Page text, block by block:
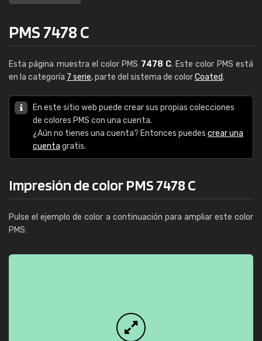
PMS 7478 C
Esta página muestra el color PMS 7478 C. Este color PMS está
en la categoría 7 serie, parte del sistema de colorCoated.
En este sitio web puede crear sus propias colecciones
de colores PMS con una cuenta.
¿Aún no tienes una cuenta? Entonces puedes crear una
cuenta gratis.
Impresión de color PMS 7478 C
Pulse el ejemplo de color a continuación para ampliar este color
PMS: